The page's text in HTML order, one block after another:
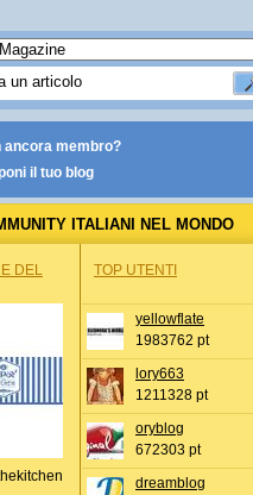
ancora membro?
il tuo blog
ITALIANI NEL MONDO
DEL
TOP UTENTI
yellowflate
1983762 pt
lory663
1211328 pt
oryblog
672303 pt
dreamblog